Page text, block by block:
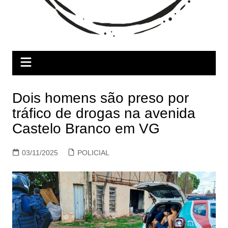
Dois homens são preso por
tráfico de drogas na avenida
Castelo Branco em VG
03/11/2025 POLICIAL